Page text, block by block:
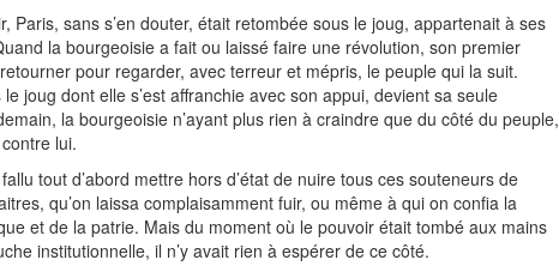
Paris, sans s’en douter, était retombée sous le joug, appartenait à ses
la bourgeoisie a fait ou laissé faire une révolution, son premier
pour regarder, avec terreur et mépris, le peuple qui la suit.
joug dont elle s’est affranchie avec son appui, devient sa seule
la bourgeoisie n’ayant plus rien à craindre que du côté du peuple,
lui.
tout d’abord mettre hors d’état de nuire tous ces souteneurs de
qu’on laissa complaisamment fuir, ou même à qui on confia la
et de la patrie. Mais du moment où le pouvoir était tombé aux mains
institutionnelle, il n’y avait rien à espérer de ce côté.